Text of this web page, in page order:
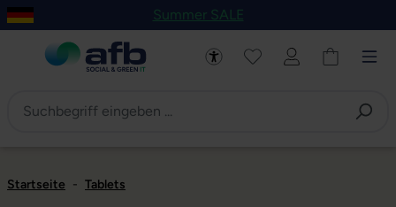
Hauptinhalt springen
Zur Navigation der B2B-Plattform springen
Summer SALE
Startseite - Tablets